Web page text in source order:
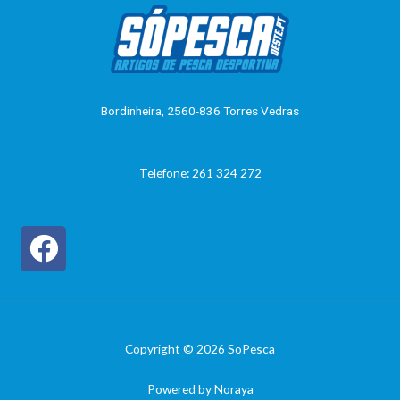
Bordinheira, 2560-836 Torres Vedras
Telefone: 261 324 272
Copyright © 2026 SoPesca
Powered by Noraya